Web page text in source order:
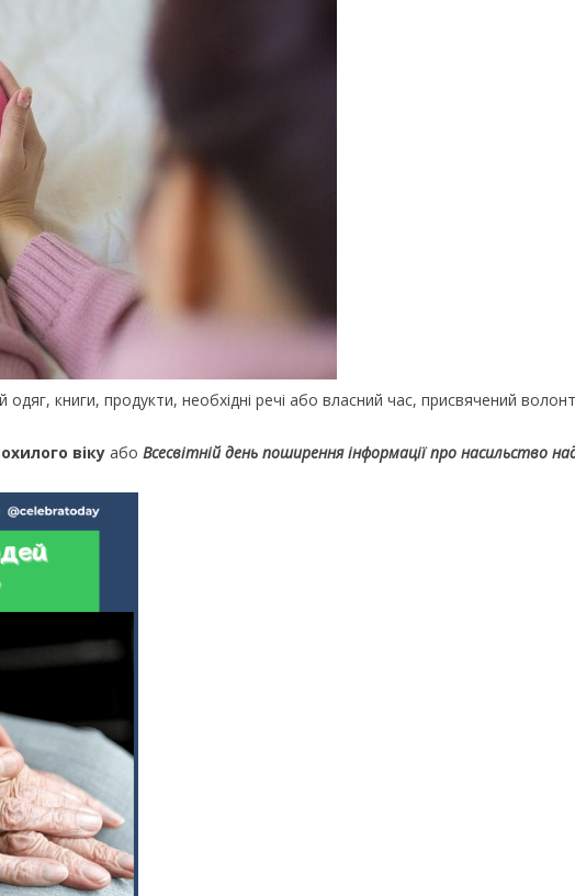
одяг, книги, продукти, необхідні речі або власний час, присвячений
віку або Всесвітній день поширення інформації про насильство